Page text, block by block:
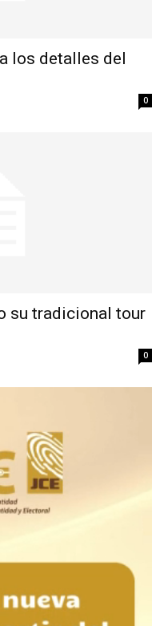
los detalles del
0
su tradicional tour
0